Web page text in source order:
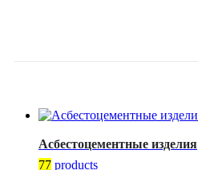
Асбестоцементные изделия
77 products